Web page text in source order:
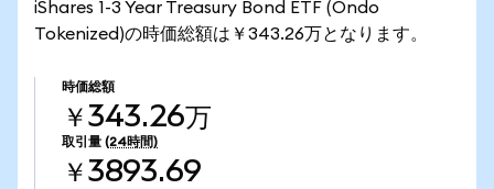
iShares 1-3 Year Treasury Bond ETF (Ondo
Tokenized)の時価総額は￥343.26万となります。
時価総額
￥343.26万
取引量 (24時間)
￥3893.69